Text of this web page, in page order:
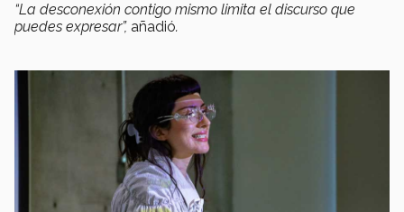
“La desconexión contigo mismo limita el discurso que
puedes expresar”, añadió.